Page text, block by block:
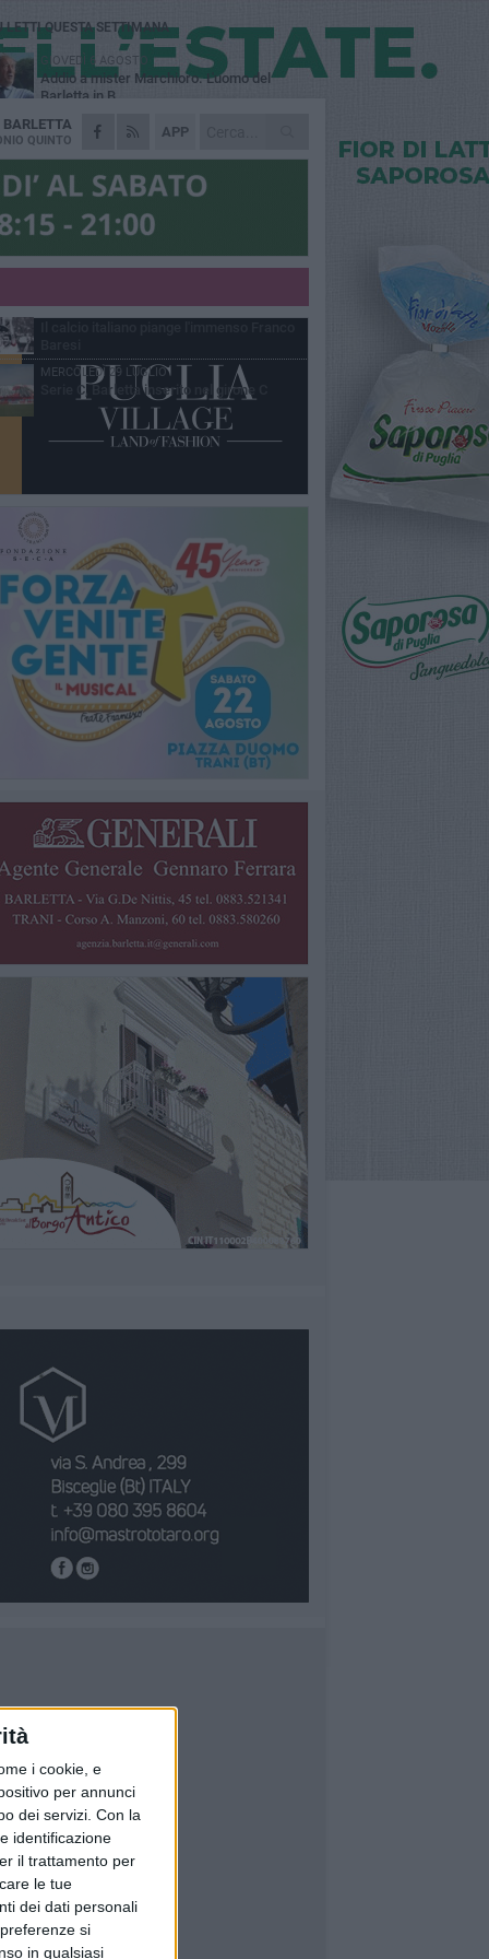
i cookie, e
per annunci
dei servizi. Con la
identificazione
il trattamento per
le tue
dei dati personali
si
in qualsiasi
APP
BARLETTA
QUINTO
LETTI QUESTA SETTIMANA
GIOVEDÌ 6 AGOSTO
Addio a mister Marchioro. L'uomo del
Barletta in B
SABATO 1 AGOSTO
Poker di Da Silva, Barletta batte Soccer
Trani 4-1 in amichevole
VENERDÌ 31 LUGLIO
prime otto giornate di campionato.
Barletta 1922: un avvio tostissimo e
VENERDÌ 31 LUGLIO
MERCOLEDÌ 29 LUGLIO
Serie C, Barletta inserito nel girone C